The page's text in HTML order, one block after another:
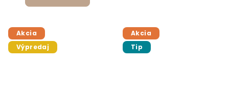
Akcia
Výpredaj
Akcia
Tip